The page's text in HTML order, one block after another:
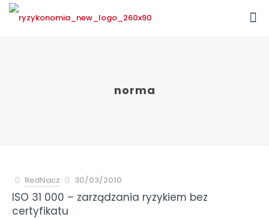
norma
RedNacz 30/03/2010
ISO 31 000 – zarządzania ryzykiem bez
certyfikatu